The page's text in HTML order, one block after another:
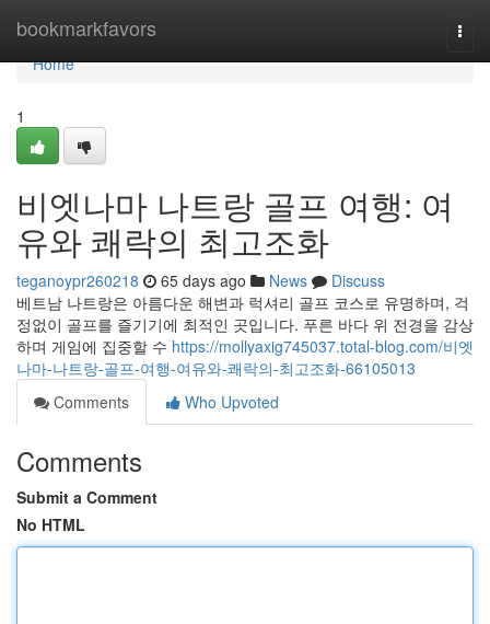
bookmarkfavors
Home
Home
1
비엣나마 나트랑 골프 여행: 여
유와 쾌락의 최고조화
teganoypr260218 65 days ago News
Discuss
베트남 나트랑은 아름다운 해변과 럭셔리 골프 코스로 유명하며, 걱
정없이 골프를 즐기기에 최적인 곳입니다. 푸른 바다 위 전경을 감상
하며 게임에 집중할 수 https://mollyaxig745037.total-blog.com/비엣
나마-나트랑-골프-여행-여유와-쾌락의-최고조화-66105013
Comments
Who Upvoted
Comments
Submit a Comment
No HTML